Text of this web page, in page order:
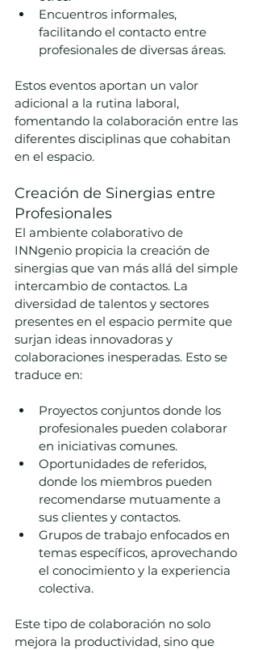
Encuentros informales,
facilitando el contacto entre
profesionales de diversas áreas.
Estos eventos aportan un valor
adicional a la rutina laboral,
fomentando la colaboración entre las
diferentes disciplinas que cohabitan
en el espacio.
Creación de Sinergias entre
Profesionales
El ambiente colaborativo de
INNgenio propicia la creación de
sinergias que van más allá del simple
intercambio de contactos. La
diversidad de talentos y sectores
presentes en el espacio permite que
surjan ideas innovadoras y
colaboraciones inesperadas. Esto se
traduce en:
Proyectos conjuntos donde los
profesionales pueden colaborar
en iniciativas comunes.
Oportunidades de referidos,
donde los miembros pueden
recomendarse mutuamente a
sus clientes y contactos.
Grupos de trabajo enfocados en
temas específicos, aprovechando
el conocimiento y la experiencia
colectiva.
Este tipo de colaboración no solo
mejora la productividad, sino que